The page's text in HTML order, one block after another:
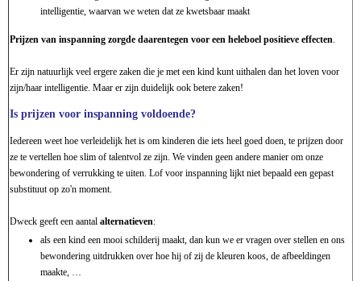
intelligentie, waarvan we weten dat ze kwetsbaar maakt
Prijzen van inspanning zorgde daarentegen voor een heleboel positieve effecten
Er zijn natuurlijk veel ergere zaken die je met een kind kunt uithalen dan het loven voor
zijn/haar intelligentie. Maar er zijn duidelijk ook betere zaken!
Is prijzen voor inspanning voldoende?
Iedereen weet hoe verleidelijk het is om kinderen die iets heel goed doen, te prijzen door
ze te vertellen hoe slim of talentvol ze zijn. We vinden geen andere manier om onze
bewondering of verrukking te uiten. Lof voor inspanning lijkt niet bepaald een gepast
substituut op zo'n moment.
Dweck geeft een aantal alternatieven:
als een kind een mooi schilderij maakt, dan kun we er vragen over stellen en ons
bewondering uitdrukken over hoe hij of zij de kleuren koos, de afbeeldingen
maakte, …